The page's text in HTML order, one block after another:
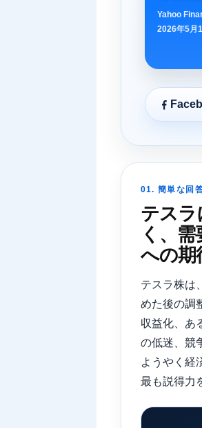
Yahoo
2026年5月
01. 簡単な回
テスラ
く、
への期
テスラ株は
めた後の調
収益化、あ
の低迷、競
ようやく経
最も説得力